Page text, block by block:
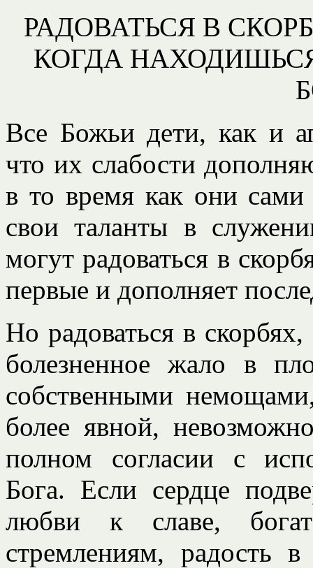
РАДОВАТЬСЯ В
КОГДА
Все Божьи дети, как и
что их слабости
в то время как они
свои таланты в
могут радоваться в
первые и дополняет
Но радоваться в
болезненное жало в
собственными
более явной,
полном согласии с
Бога. Если сердце
любви к славе,
стремлениям, радость